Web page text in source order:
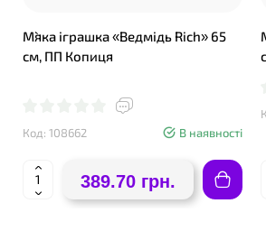
М`яка іграшка «Ведмідь Rich» 65
см, ПП Копиця
Код: 108662 В наявності
389.70 грн.